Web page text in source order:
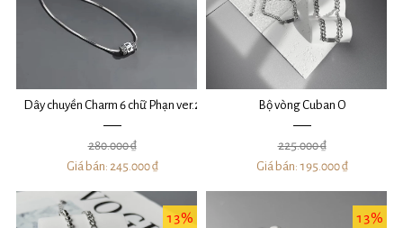
Dây chuyền Charm 6 chữ Phạn ver.2
280.000 ₫
Giá bán: 245.000 ₫
Bộ vòng Cuban O
225.000 ₫
Giá bán: 195.000 ₫
13% 13%